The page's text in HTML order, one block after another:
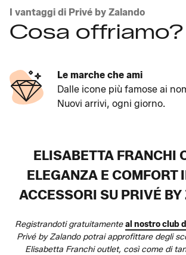
I vantaggi di Privé by Zalando
Cosa offriamo?
Le marche che ami
Dalle icone più famose ai
Nuovi arrivi, ogni giorno.
ELISABETTA FRANCHI
ELEGANZA E COMFORT
ACCESSORI SU PRIVÉ
Registrandoti gratuitamenteal nostro club
Privé by Zalando potrai approfittare degli
Elisabetta Franchi outlet, così come di